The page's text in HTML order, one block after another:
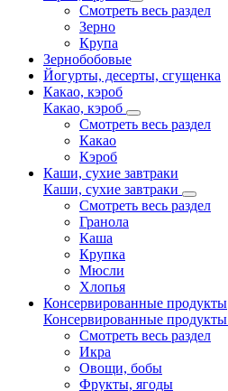
Смотреть весь раздел
Зерно
Крупа
Зернобобовые
Йогурты, десерты, сгущенка
Какао, кэроб
Какао, кэроб
Смотреть весь раздел
Какао
Кэроб
Каши, сухие завтраки
Каши, сухие завтраки
Смотреть весь раздел
Гранола
Каша
Крупка
Мюсли
Хлопья
Консервированные продукты
Консервированные продукты
Смотреть весь раздел
Икра
Овощи, бобы
Фрукты, ягоды